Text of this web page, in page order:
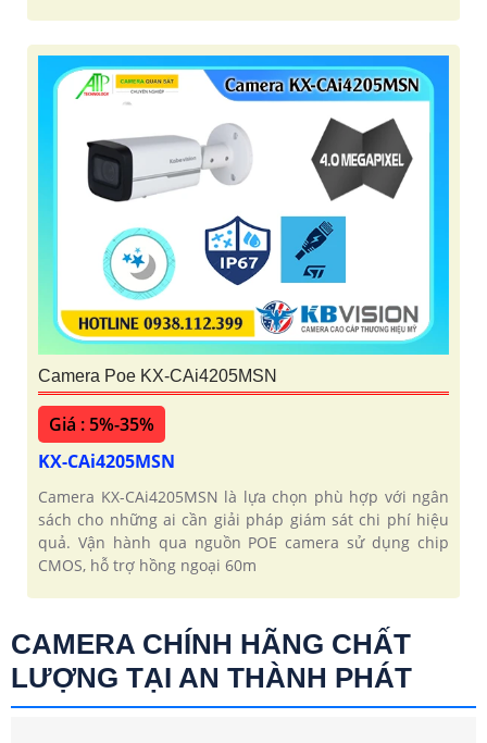
Camera Poe KX-CAi4205MSN
Giá : 5%-35%
KX-CAi4205MSN
Camera KX-CAi4205MSN là lựa chọn phù hợp với ngân
sách cho những ai cần giải pháp giám sát chi phí hiệu
quả. Vận hành qua nguồn POE camera sử dụng chip
CMOS, hỗ trợ hồng ngoại 60m
CAMERA CHÍNH HÃNG CHẤT
LƯỢNG TẠI AN THÀNH PHÁT